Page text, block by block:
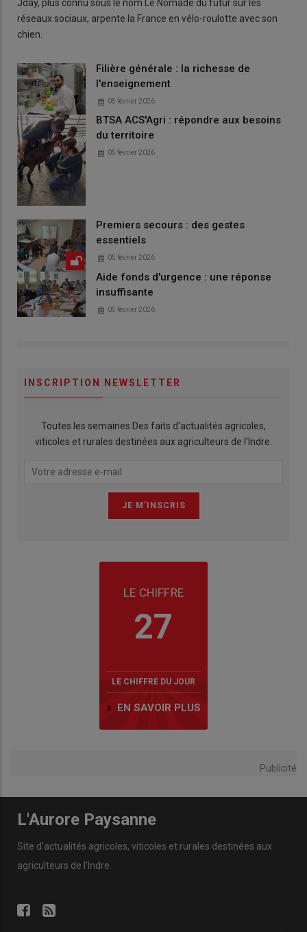
Jday, plus connu sous le nom Le Nomade du futur sur les
réseaux sociaux, arpente la France en vélo-roulotte avec son
chien.
Filière générale : la richesse de
l'enseignement
05 février 2026
BTSA ACS'Agri : répondre aux besoins
du territoire
05 février 2026
Premiers secours : des gestes
essentiels
05 février 2026
Aide fonds d'urgence : une réponse
insuffisante
05 février 2026
INSCRIPTION NEWSLETTER
Toutes les semaines Des faits d'actualités agricoles,
viticoles et rurales destinées aux agriculteurs de l'Indre.
LE CHIFFRE
27
LE CHIFFRE DU JOUR
EN SAVOIR PLUS
Publicité
L'Aurore Paysanne
Site d'actualités agricoles, viticoles et rurales destinées aux
agriculteurs de l'Indre.